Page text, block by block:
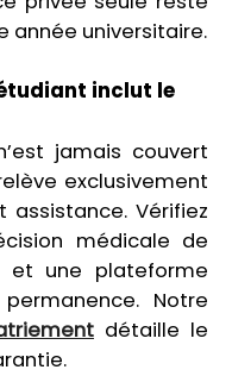
année universitaire.
inclut le
jamais couvert
exclusivement
assistance. Vérifiez
médicale de
et une plateforme
Notre
détaille le